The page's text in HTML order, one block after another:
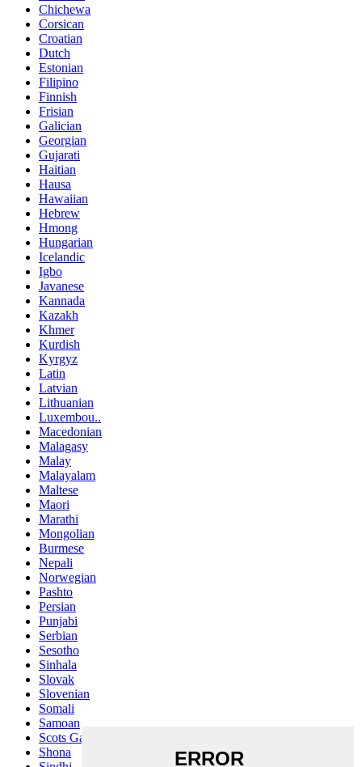
Chichewa
Corsican
Croatian
Dutch
Estonian
Filipino
Finnish
Frisian
Galician
Georgian
Gujarati
Haitian
Hausa
Hawaiian
Hebrew
Hmong
Hungarian
Icelandic
Igbo
Javanese
Kannada
Kazakh
Khmer
Kurdish
Kyrgyz
Latin
Latvian
Lithuanian
Luxembou..
Macedonian
Malagasy
Malay
Malayalam
Maltese
Maori
Marathi
Mongolian
Burmese
Nepali
Norwegian
Pashto
Persian
Punjabi
Serbian
Sesotho
Sinhala
Slovak
Slovenian
Somali
Samoan
Scots Gaelic
Shona